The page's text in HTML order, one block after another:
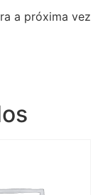
a próxima vez